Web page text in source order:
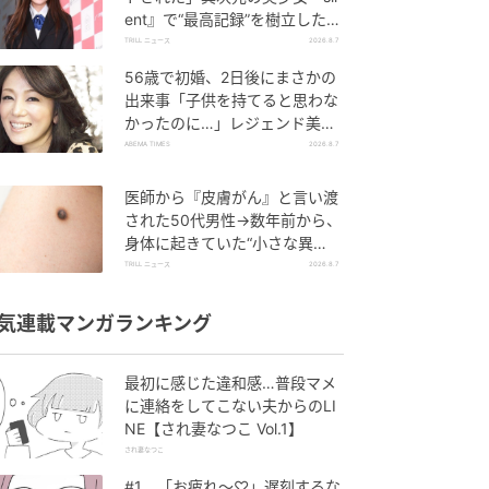
ent』で“最高記録”を樹立した
「反則級」の【トップ女優】
TRILL ニュース 2026.8.7
56歳で初婚、2日後にまさかの
出来事「子供を持てると思わな
かったのに…」レジェンド美魔
女が当時の心境を告白
ABEMA TIMES 2026.8.7
医師から『皮膚がん』と言い渡
された50代男性→数年前から、
身体に起きていた“小さな異
変”に「あのとき受診していれ
TRILL ニュース 2026.8.7
連載マンガランキング
最初に感じた違和感…普段マメ
に連絡をしてこない夫からのLI
NE【され妻なつこ Vol.1】
され妻なつこ